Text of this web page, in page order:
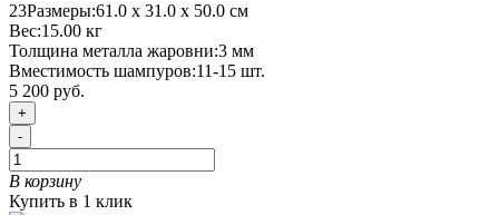
23Размеры:61.0 х 31.0 х 50.0 см
Вес:15.00 кг
Толщина металла жаровни:3 мм
Вместимость шампуров:11-15 шт.
5 200 руб.
+
-
В корзину
Купить в 1 клик